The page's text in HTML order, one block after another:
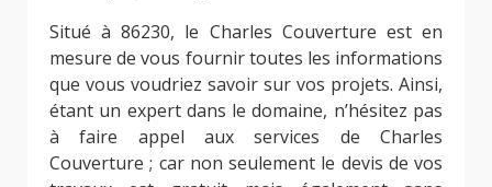
Situé à 86230, le Charles Couverture est en
mesure de vous fournir toutes les informations
que vous voudriez savoir sur vos projets. Ainsi,
étant un expert dans le domaine, n’hésitez pas
à faire appel aux services de Charles
Couverture ; car non seulement le devis de vos